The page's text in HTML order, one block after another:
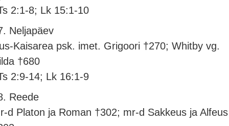
2:1-8; Lk 15:1-10
Neljapäev
Kaisarea psk. imet. Grigoori †270; Whitby vg.
†680
2:9-14; Lk 16:1-9
Reede
d Platon ja Roman †302; mr-d Sakkeus ja Alfeus